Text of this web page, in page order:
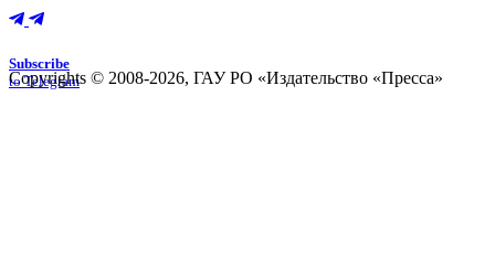
Subscribe
to Telegram
Copyrights © 2008-2026, ГАУ РО «Издательство «Пресса»